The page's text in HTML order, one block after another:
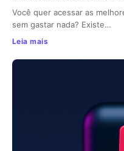
Você quer acessar as
sem gastar nada? Existe…
Leia mais